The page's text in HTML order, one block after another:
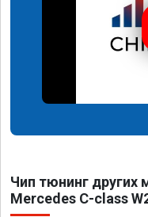
Чип тюнинг других
Mercedes C-class